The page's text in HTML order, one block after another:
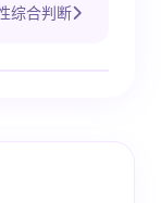
综合判断